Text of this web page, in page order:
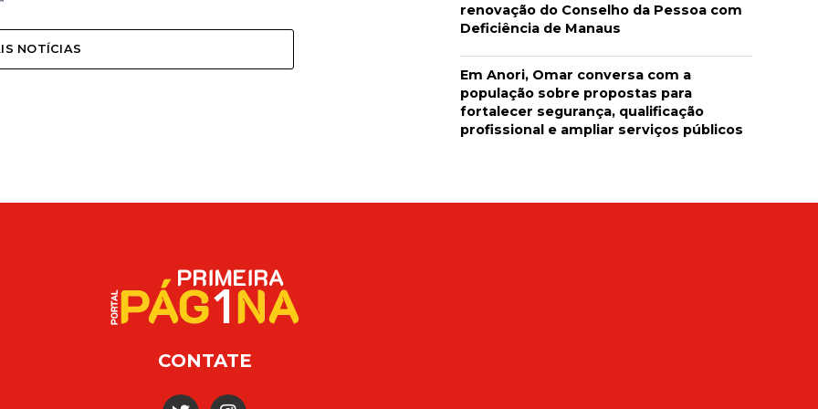
NOTÍCIAS
renovação do Conselho da Pessoa com
Deficiência de Manaus
Em Anori, Omar conversa com a
população sobre propostas para
fortalecer segurança, qualificação
profissional e ampliar serviços públicos
CONTATE